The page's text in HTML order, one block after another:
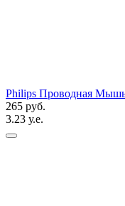
Philips Проводная
265 руб.
3.23 у.е.